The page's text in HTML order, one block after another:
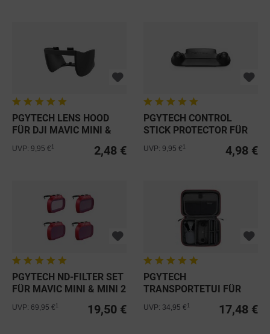
PGYTECH LENS HOOD
FÜR DJI MAVIC MINI &
2,48 €
UVP: 9,95 €
PGYTECH CONTROL
STICK PROTECTOR FÜR
DJI MAVIC MINI
4,98 €
UVP: 9,95 €
PGYTECH ND-FILTER SET
FÜR MAVIC MINI & MINI 2
19,50 €
UVP: 69,95 €
PGYTECH
TRANSPORTETUI FÜR
MAVIC MINI & MINI 2
17,48 €
UVP: 34,95 €